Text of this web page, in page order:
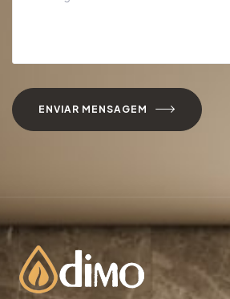
ENVIAR MENSAGEM